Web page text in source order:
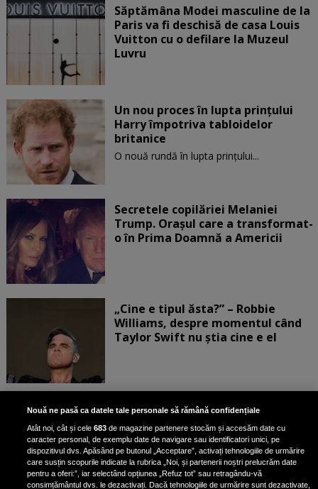
Săptămâna Modei masculine de la
Paris va fi deschisă de casa Louis
Vuitton cu o defilare la Muzeul
Luvru
Un nou proces în lupta prinţului
Harry împotriva tabloidelor
britanice
O nouă rundă în lupta prinţului...
Secretele copilăriei Melaniei
Trump. Orașul care a transformat-
o în Prima Doamnă a Americii
„Cine e tipul ăsta?” – Robbie
Williams, despre momentul când
Taylor Swift nu știa cine e el
Bruce Dickinson, solistul trupei
Iron Maiden, şi-a arătat talentul
de scrimer la un concurs în Franţa
Nouă ne pasă ca datele tale personale să rămână confidențiale
Atât noi, cât și cele683 de magazine partenere stocăm și accesăm date cu
caracter personal, de exemplu date de navigare sau identificatori unici, pe
dispozitivul dvs. Apăsând pe butonul „Acceptare”, activați tehnologiile de urmărire
care susțin scopurile indicate la rubrica „Noi, și partenerii noștri prelucrăm date
pentru a oferi:”, iar selectând opțiunea „Refuz tot” sau retragându-vă
consimțământul dvs. le dezactivați. Dacă tehnologiile de urmărire sunt dezactivate,